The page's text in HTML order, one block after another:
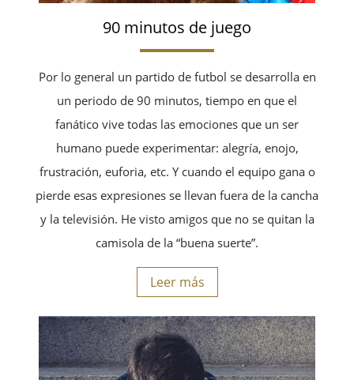
90 minutos de juego
Por lo general un partido de futbol se desarrolla en
un periodo de 90 minutos, tiempo en que el
fanático vive todas las emociones que un ser
humano puede experimentar: alegría, enojo,
frustración, euforia, etc. Y cuando el equipo gana o
pierde esas expresiones se llevan fuera de la cancha
y la televisión. He visto amigos que no se quitan la
camisola de la “buena suerte”.
Leer más